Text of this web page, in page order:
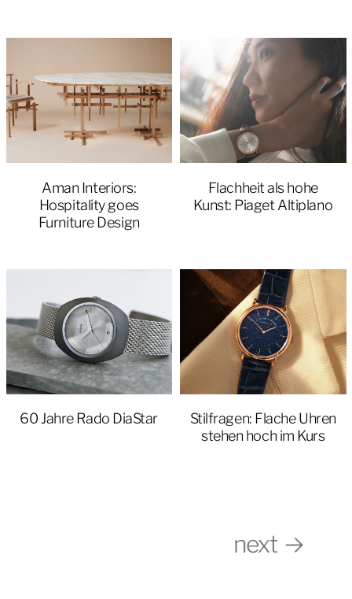
Aman Interiors:
Hospitality goes
Furniture Design
Flachheit als hohe
Kunst: Piaget Altiplano
60 Jahre Rado DiaStar
Stilfragen: Flache Uhren
stehen hoch im Kurs
next →